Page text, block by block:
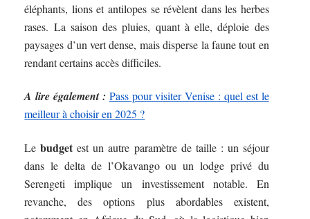
éléphants, lions et antilopes se révèlent dans les herbes
rases. La saison des pluies, quant à elle, déploie des
paysages d’un vert dense, mais disperse la faune tout en
rendant certains accès difficiles.
A lire également : Pass pour visiter Venise : quel est le
meilleur à choisir en 2025 ?
Lebudget est un autre paramètre de taille : un séjour
dans le delta de l’Okavango ou un lodge privé du
Serengeti implique un investissement notable. En
revanche, des options plus abordables existent,